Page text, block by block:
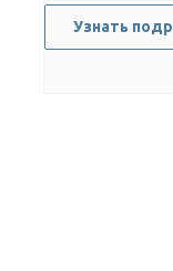
Узнать